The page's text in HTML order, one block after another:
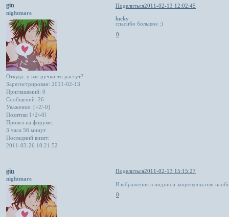
Поделиться2011-02-13 12:02:45
gin
nightmare
Откуда: у вас ручки-то растут?
Зарегистрирован: 2011-02-13
Приглашений: 0
Сообщений: 26
Уважение: [+2/-0]
Позитив: [+2/-0]
Провел на форуме:
3 часа 56 минут
Последний визит:
2011-03-26 10:21:52
lucky
спасибо большое :)
0
Поделиться2011-02-13 15:15:27
gin
nightmare
Изображения в подписи запрещены или
0